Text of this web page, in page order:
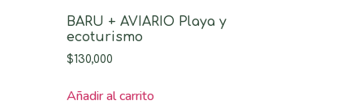
BARU + AVIARIO Playa y
ecoturismo
$130,000
Añadir al carrito